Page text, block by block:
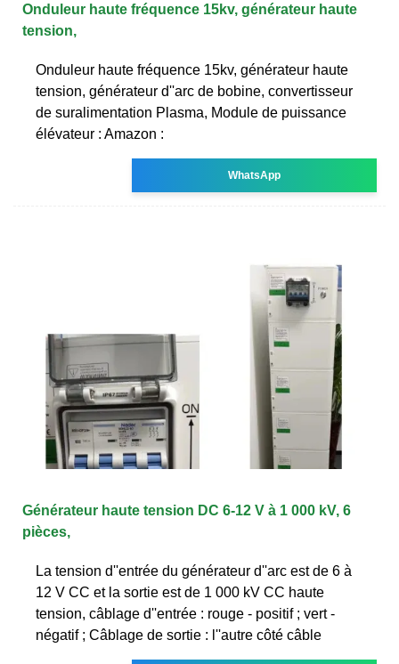
Onduleur haute fréquence 15kv, générateur haute
tension,
Onduleur haute fréquence 15kv, générateur haute
tension, générateur d''arc de bobine, convertisseur
de suralimentation Plasma, Module de puissance
élévateur : Amazon :
WhatsApp
Générateur haute tension DC 6-12 V à 1 000 kV, 6
pièces,
La tension d''entrée du générateur d''arc est de 6 à
12 V CC et la sortie est de 1 000 kV CC haute
tension, câblage d''entrée : rouge - positif ; vert -
négatif ; Câblage de sortie : l''autre côté câble